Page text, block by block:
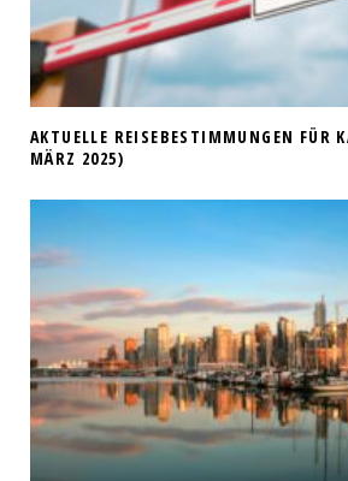
AKTUELLE REISEBESTIMMUNGEN FÜR
MÄRZ 2025)